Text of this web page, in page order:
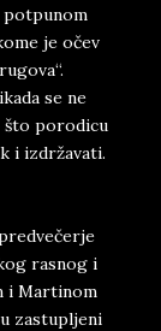
potpunom
je očev
se ne
što porodicu
i izdržavati.
rasnog i
i Martinom
zastupljeni